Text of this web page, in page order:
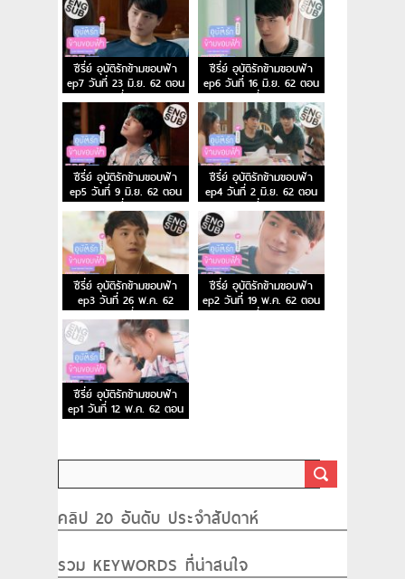
ซีรี่ย์ อุบัติรักข้ามขอบฟ้า
ep7 วันที่ 23 มิ.ย. 62 ตอน
ที่ 7
ซีรี่ย์ อุบัติรักข้ามขอบฟ้า
ep6 วันที่ 16 มิ.ย. 62 ตอน
ที่ 6
ซีรี่ย์ อุบัติรักข้ามขอบฟ้า
ep5 วันที่ 9 มิ.ย. 62 ตอน
ที่ 5
ซีรี่ย์ อุบัติรักข้ามขอบฟ้า
ep4 วันที่ 2 มิ.ย. 62 ตอน
ที่ 4
ซีรี่ย์ อุบัติรักข้ามขอบฟ้า
ep3 วันที่ 26 พ.ค. 62
ตอนที่ 3
ซีรี่ย์ อุบัติรักข้ามขอบฟ้า
ep2 วันที่ 19 พ.ค. 62 ตอน
ที่ 2
ซีรี่ย์ อุบัติรักข้ามขอบฟ้า
ep1 วันที่ 12 พ.ค. 62 ตอน
แรก
คลิป 20 อันดับ ประจำสัปดาห์
รวม KEYWORDS ที่น่าสนใจ